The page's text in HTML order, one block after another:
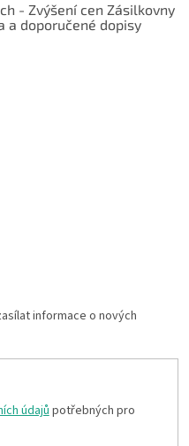
- Zvýšení cen Zásilkovny
a doporučené dopisy
informace o nových
údajůpotřebných pro